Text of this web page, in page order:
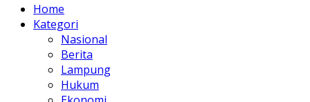
Home
Kategori
Nasional
Berita
Lampung
Hukum